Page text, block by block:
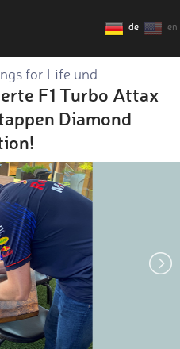
de en
for Life und
F1 Turbo Attax
Diamond